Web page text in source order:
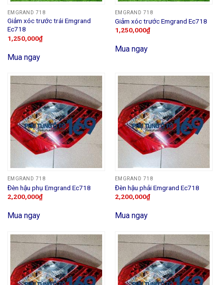
EMGRAND 718
Giảm xóc trước trái Emgrand
Ec718
1,250,000₫
Mua ngay
EMGRAND 718
Giảm xóc trước Emgrand Ec718
1,250,000₫
Mua ngay
EMGRAND 718
Đèn hậu phụ Emgrand Ec718
2,200,000₫
Mua ngay
EMGRAND 718
Đèn hậu phải Emgrand Ec718
2,200,000₫
Mua ngay